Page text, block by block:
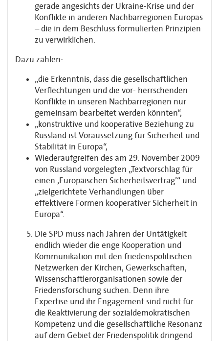
gerade angesichts der Ukraine-Krise und der
Konflikte in anderen Nachbarregionen Europas
– die in dem Beschluss formulierten Prinzipien
zu verwirklichen.
Dazu zählen:
„die Erkenntnis, dass die gesellschaftlichen
Verflechtungen und die vor- herrschenden
Konflikte in unseren Nachbarregionen nur
gemeinsam bearbeitet werden könnten“,
„konstruktive und kooperative Beziehung zu
Russland ist Voraussetzung für Sicherheit und
Stabilität in Europa“,
Wiederaufgreifen des am 29. November 2009
von Russland vorgelegten „Textvorschlag für
einen ‚Europäischen Sicherheitsvertrag’“ und
„zielgerichtete Verhandlungen über
effektivere Formen kooperativer Sicherheit in
Europa“.
Die SPD muss nach Jahren der Untätigkeit
endlich wieder die enge Kooperation und
Kommunikation mit den friedenspolitischen
Netzwerken der Kirchen, Gewerkschaften,
Wissenschaftlerorganisationen sowie der
Friedensforschung suchen. Denn ihre
Expertise und ihr Engagement sind nicht für
die Reaktivierung der sozialdemokratischen
Kompetenz und die gesellschaftliche Resonanz
auf dem Gebiet der Friedenspolitik dringend